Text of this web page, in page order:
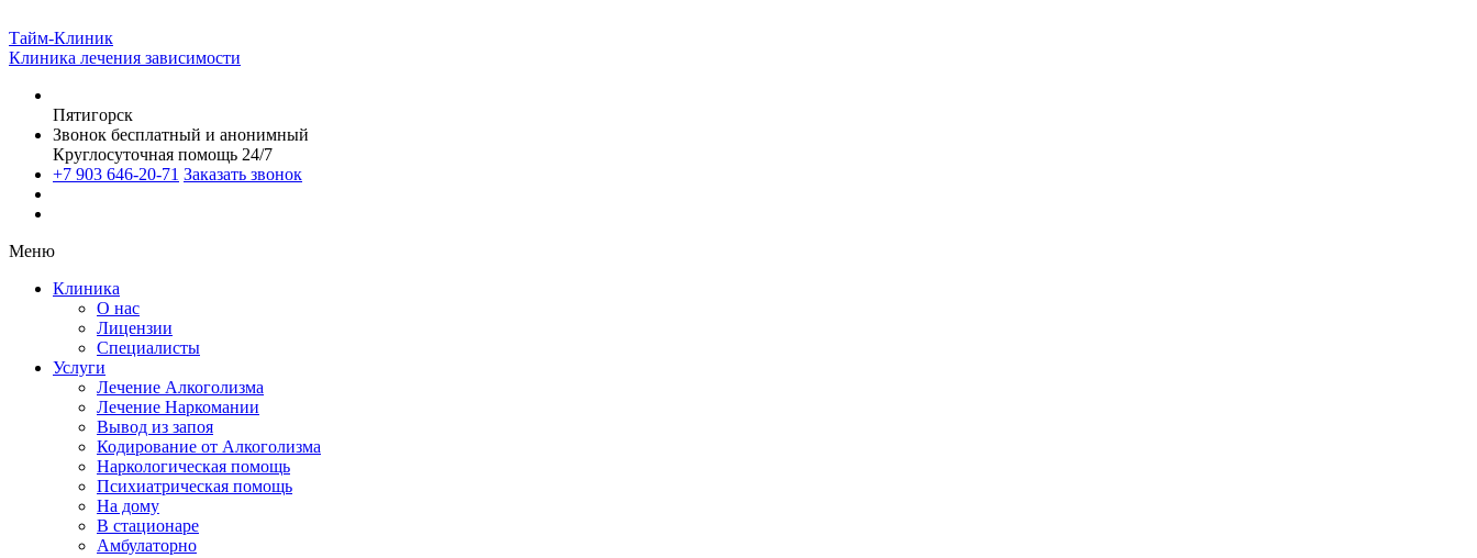
Тайм-Клиник
Клиника лечения зависимости
Пятигорск
Звонок бесплатный и анонимный
Круглосуточная помощь 24/7
+7 903 646-20-71 Заказать звонок
Меню
Клиника
О нас
Лицензии
Специалисты
Услуги
Лечение Алкоголизма
Лечение Наркомании
Вывод из запоя
Кодирование от Алкоголизма
Наркологическая помощь
Психиатрическая помощь
На дому
В стационаре
Амбулаторно